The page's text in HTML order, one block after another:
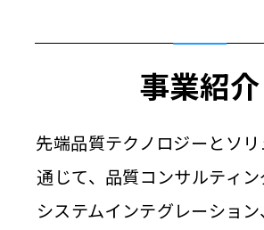
事業紹介
先端品質テクノロジーとソ
通じて、 品質コンサルティン
システムインテグレーショ